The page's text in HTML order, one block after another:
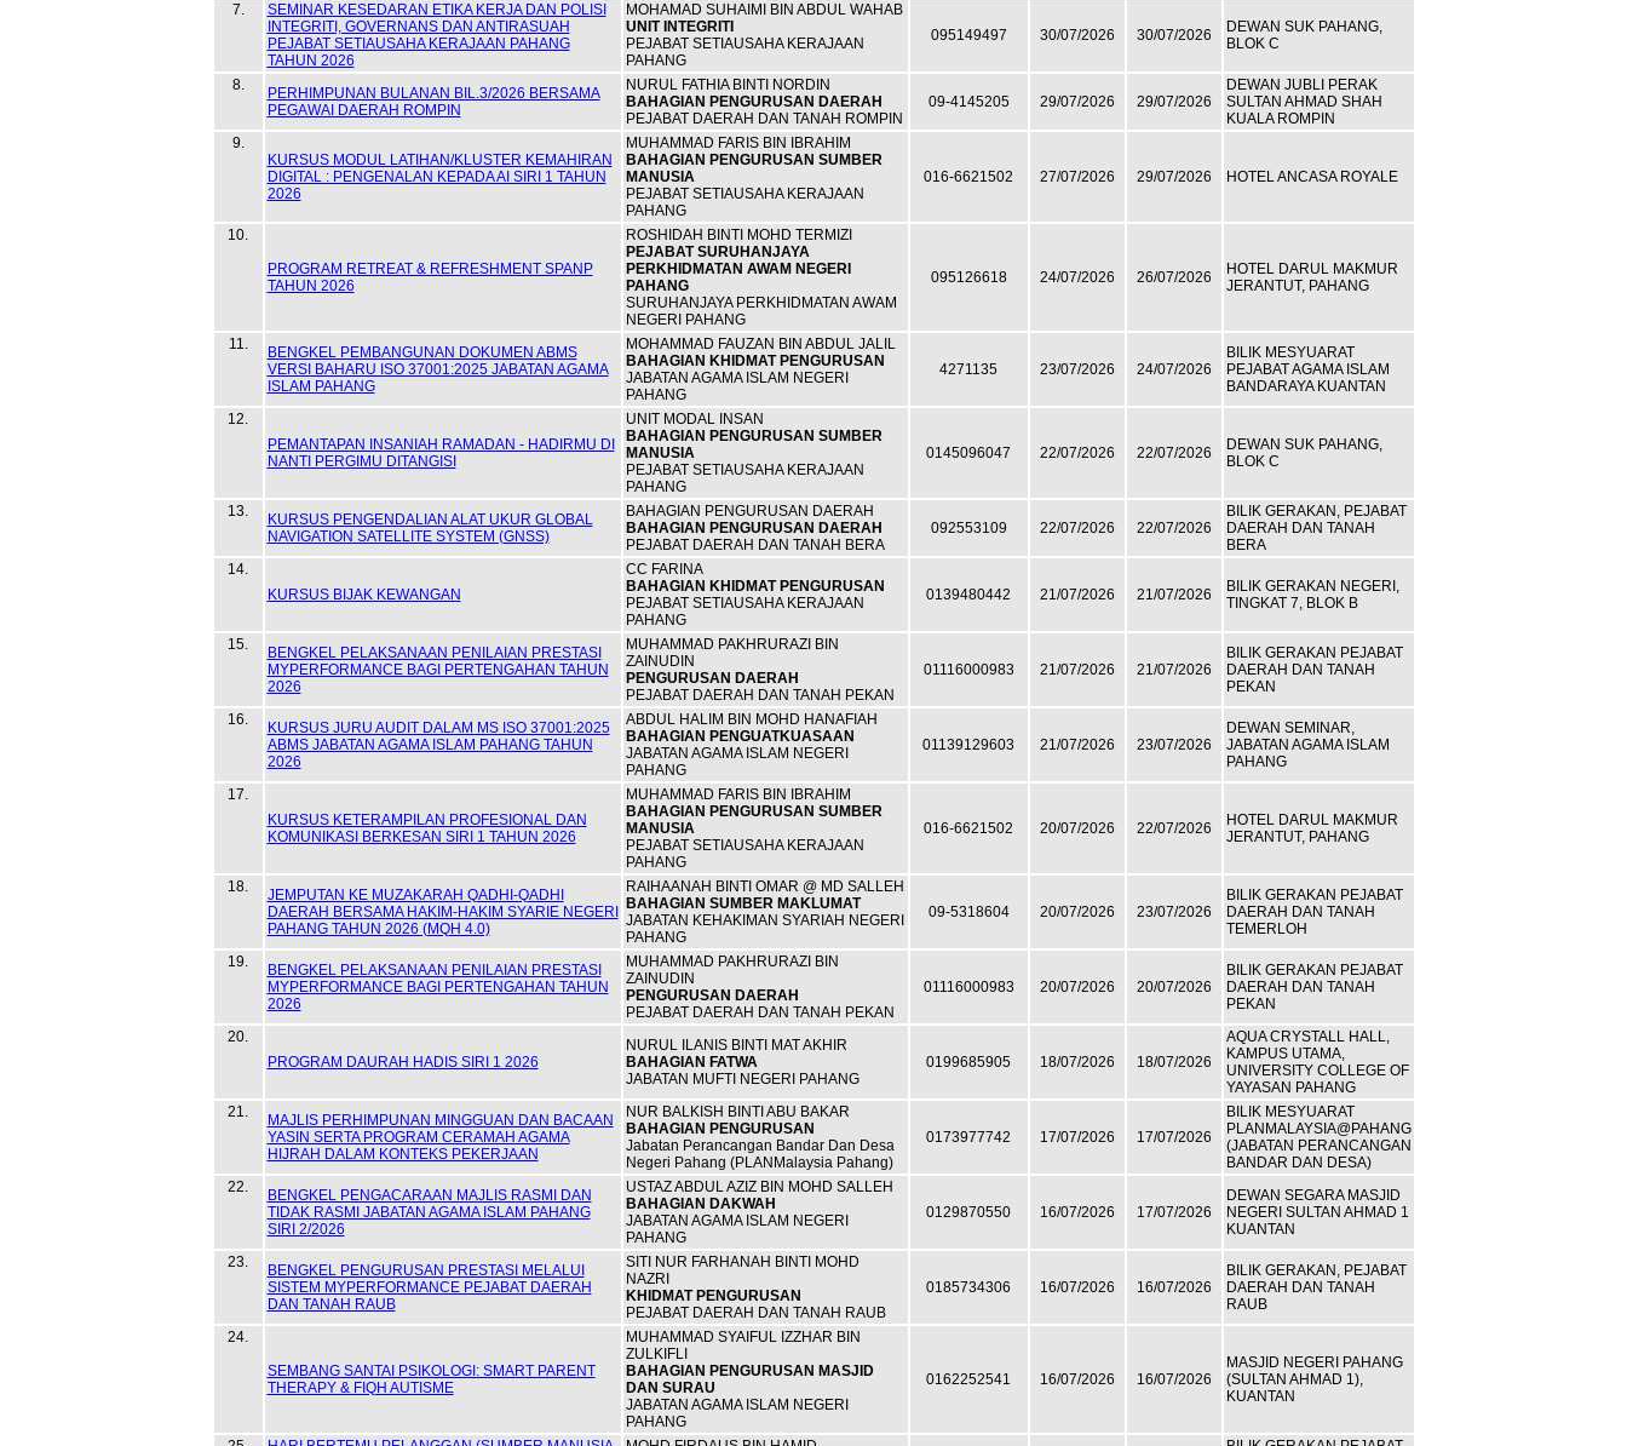
7.
SEMINAR KESEDARAN ETIKA KERJA DAN POLISI
INTEGRITI, GOVERNANS DAN ANTIRASUAH
PEJABAT SETIAUSAHA KERAJAAN PAHANG
TAHUN 2026
MOHAMAD SUHAIMI BIN ABDUL WAHAB
UNIT INTEGRITI
PEJABAT SETIAUSAHA KERAJAAN
PAHANG
095149497 30/07/2026 30/07/2026
DEWAN SUK PAHANG,
BLOK C
8.
PERHIMPUNAN BULANAN BIL.3/2026 BERSAMA
PEGAWAI DAERAH ROMPIN
NURUL FATHIA BINTI NORDIN
BAHAGIAN PENGURUSAN DAERAH
PEJABAT DAERAH DAN TANAH ROMPIN
09-4145205 29/07/2026 29/07/2026
DEWAN JUBLI PERAK
SULTAN AHMAD SHAH
KUALA ROMPIN
9.
KURSUS MODUL LATIHAN/KLUSTER KEMAHIRAN
DIGITAL : PENGENALAN KEPADA AI SIRI 1 TAHUN
2026
MUHAMMAD FARIS BIN IBRAHIM
BAHAGIAN PENGURUSAN SUMBER
MANUSIA
PEJABAT SETIAUSAHA KERAJAAN
PAHANG
016-6621502 27/07/2026 29/07/2026 HOTEL ANCASA ROYALE
10.
PROGRAM RETREAT & REFRESHMENT SPANP
TAHUN 2026
ROSHIDAH BINTI MOHD TERMIZI
PEJABAT SURUHANJAYA
PERKHIDMATAN AWAM NEGERI
PAHANG
SURUHANJAYA PERKHIDMATAN AWAM
NEGERI PAHANG
095126618 24/07/2026 26/07/2026
HOTEL DARUL MAKMUR
JERANTUT, PAHANG
11.
BENGKEL PEMBANGUNAN DOKUMEN ABMS
VERSI BAHARU ISO 37001:2025 JABATAN AGAMA
ISLAM PAHANG
MOHAMMAD FAUZAN BIN ABDUL JALIL
BAHAGIAN KHIDMAT PENGURUSAN
JABATAN AGAMA ISLAM NEGERI
PAHANG
4271135 23/07/2026 24/07/2026
BILIK MESYUARAT
PEJABAT AGAMA ISLAM
BANDARAYA KUANTAN
12.
PEMANTAPAN INSANIAH RAMADAN - HADIRMU DI
NANTI PERGIMU DITANGISI
UNIT MODAL INSAN
BAHAGIAN PENGURUSAN SUMBER
MANUSIA
PEJABAT SETIAUSAHA KERAJAAN
PAHANG
0145096047 22/07/2026 22/07/2026
DEWAN SUK PAHANG,
BLOK C
13.
KURSUS PENGENDALIAN ALAT UKUR GLOBAL
NAVIGATION SATELLITE SYSTEM (GNSS)
BAHAGIAN PENGURUSAN DAERAH
BAHAGIAN PENGURUSAN DAERAH
PEJABAT DAERAH DAN TANAH BERA
092553109 22/07/2026 22/07/2026
BILIK GERAKAN, PEJABAT
DAERAH DAN TANAH
BERA
14.
KURSUS BIJAK KEWANGAN
CC FARINA
BAHAGIAN KHIDMAT PENGURUSAN
PEJABAT SETIAUSAHA KERAJAAN
PAHANG
0139480442 21/07/2026 21/07/2026
BILIK GERAKAN NEGERI,
TINGKAT 7, BLOK B
15.
BENGKEL PELAKSANAAN PENILAIAN PRESTASI
MYPERFORMANCE BAGI PERTENGAHAN TAHUN
2026
MUHAMMAD PAKHRURAZI BIN
ZAINUDIN
PENGURUSAN DAERAH
PEJABAT DAERAH DAN TANAH PEKAN
01116000983 21/07/2026 21/07/2026
BILIK GERAKAN PEJABAT
DAERAH DAN TANAH
PEKAN
16.
KURSUS JURU AUDIT DALAM MS ISO 37001:2025
ABMS JABATAN AGAMA ISLAM PAHANG TAHUN
2026
ABDUL HALIM BIN MOHD HANAFIAH
BAHAGIAN PENGUATKUASAAN
JABATAN AGAMA ISLAM NEGERI
PAHANG
01139129603 21/07/2026 23/07/2026
DEWAN SEMINAR,
JABATAN AGAMA ISLAM
PAHANG
17.
KURSUS KETERAMPILAN PROFESIONAL DAN
KOMUNIKASI BERKESAN SIRI 1 TAHUN 2026
MUHAMMAD FARIS BIN IBRAHIM
BAHAGIAN PENGURUSAN SUMBER
MANUSIA
PEJABAT SETIAUSAHA KERAJAAN
PAHANG
016-6621502 20/07/2026 22/07/2026
HOTEL DARUL MAKMUR
JERANTUT, PAHANG
18.
JEMPUTAN KE MUZAKARAH QADHI-QADHI
DAERAH BERSAMA HAKIM-HAKIM SYARIE NEGERI
PAHANG TAHUN 2026 (MQH 4.0)
RAIHAANAH BINTI OMAR @ MD SALLEH
BAHAGIAN SUMBER MAKLUMAT
JABATAN KEHAKIMAN SYARIAH NEGERI
PAHANG
09-5318604 20/07/2026 23/07/2026
BILIK GERAKAN PEJABAT
DAERAH DAN TANAH
TEMERLOH
19.
BENGKEL PELAKSANAAN PENILAIAN PRESTASI
MYPERFORMANCE BAGI PERTENGAHAN TAHUN
2026
MUHAMMAD PAKHRURAZI BIN
ZAINUDIN
PENGURUSAN DAERAH
PEJABAT DAERAH DAN TANAH PEKAN
01116000983 20/07/2026 20/07/2026
BILIK GERAKAN PEJABAT
DAERAH DAN TANAH
PEKAN
20.
PROGRAM DAURAH HADIS SIRI 1 2026
NURUL ILANIS BINTI MAT AKHIR
BAHAGIAN FATWA
JABATAN MUFTI NEGERI PAHANG
0199685905 18/07/2026 18/07/2026
AQUA CRYSTALL HALL,
KAMPUS UTAMA,
UNIVERSITY COLLEGE OF
YAYASAN PAHANG
21.
MAJLIS PERHIMPUNAN MINGGUAN DAN BACAAN
YASIN SERTA PROGRAM CERAMAH AGAMA
HIJRAH DALAM KONTEKS PEKERJAAN
NUR BALKISH BINTI ABU BAKAR
BAHAGIAN PENGURUSAN
Jabatan Perancangan Bandar Dan Desa
Negeri Pahang (PLANMalaysia Pahang)
0173977742 17/07/2026 17/07/2026
BILIK MESYUARAT
PLANMALAYSIA@PAHANG
(JABATAN PERANCANGAN
BANDAR DAN DESA)
22.
BENGKEL PENGACARAAN MAJLIS RASMI DAN
TIDAK RASMI JABATAN AGAMA ISLAM PAHANG
SIRI 2/2026
USTAZ ABDUL AZIZ BIN MOHD SALLEH
BAHAGIAN DAKWAH
JABATAN AGAMA ISLAM NEGERI
PAHANG
0129870550 16/07/2026 17/07/2026
DEWAN SEGARA MASJID
NEGERI SULTAN AHMAD 1
KUANTAN
23.
BENGKEL PENGURUSAN PRESTASI MELALUI
SISTEM MYPERFORMANCE PEJABAT DAERAH
DAN TANAH RAUB
SITI NUR FARHANAH BINTI MOHD
NAZRI
KHIDMAT PENGURUSAN
PEJABAT DAERAH DAN TANAH RAUB
0185734306 16/07/2026 16/07/2026
BILIK GERAKAN, PEJABAT
DAERAH DAN TANAH
RAUB
24.
SEMBANG SANTAI PSIKOLOGI: SMART PARENT
THERAPY & FIQH AUTISME
MUHAMMAD SYAIFUL IZZHAR BIN
ZULKIFLI
BAHAGIAN PENGURUSAN MASJID
DAN SURAU
JABATAN AGAMA ISLAM NEGERI
PAHANG
0162252541 16/07/2026 16/07/2026
MASJID NEGERI PAHANG
(SULTAN AHMAD 1),
KUANTAN